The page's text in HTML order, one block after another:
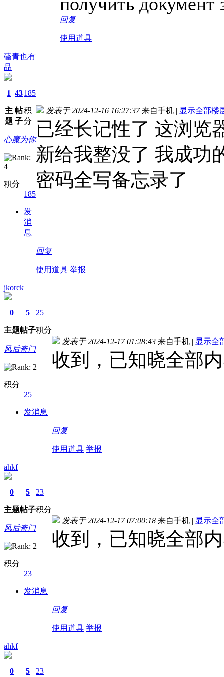
回复
使用道具
磕青也有
品
1
主
题
43
帖
子
185
积
分
心魔为你
积分
185
发
消
息
发表于 2024-12-16 16:27:37 来自手机 | 显示全部楼
已经长记性了 这浏览
新给我整没了 我成功
密码全写备忘录了
回复
使用道具 举报
jkorck
0
主题
5
帖子
25
积分
风后奇门
积分
25
发消息
发表于 2024-12-17 01:28:43 来自手机 | 显示全
收到，已知晓全部
回复
使用道具 举报
ahkf
0
主题
5
帖子
23
积分
风后奇门
积分
23
发消息
发表于 2024-12-17 07:00:18 来自手机 | 显示全
收到，已知晓全部
回复
使用道具 举报
ahkf
0 5 23